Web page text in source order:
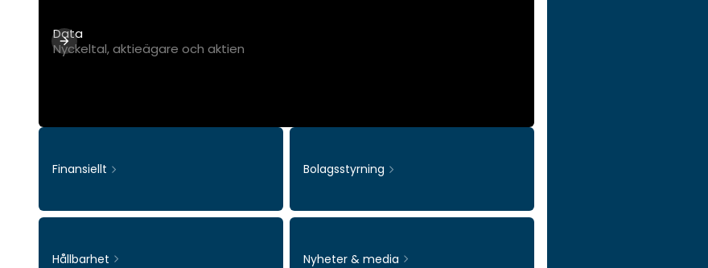
Data
Nyckeltal, aktieägare och aktien
Finansiellt Bolagsstyrning
Hållbarhet Nyheter & media